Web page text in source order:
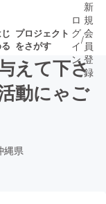
プロジェクト
をさがす
近いプ
ロ
グ
イ
ン
/
新
規
会
員
登
録
えて下さ
動にゃご
縄県